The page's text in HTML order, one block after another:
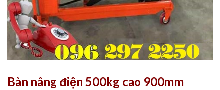
Bàn nâng điện 500kg cao 900mm